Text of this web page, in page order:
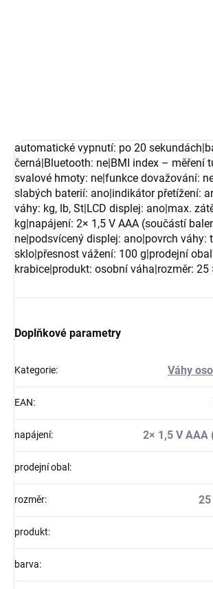
automatické vypnutí: po 20
černá|Bluetooth: ne|BMI index – měření
svalové hmoty: ne|funkce dovažování:
slabých baterií: ano|indikátor přetížení:
váhy: kg, lb, St|LCD displej: ano|max.
kg|napájení: 2× 1,5 V AAA (součástí
ne|podsvícený displej: ano|povrch váhy:
sklo|přesnost vážení: 100 g|prodejní
krabice|produkt: osobní váha|rozměr:
Doplňkové parametry
Kategorie: Váhy
EAN:
napájení: 2× 1,5 V AAA
prodejní obal :
rozměr: 25
produkt:
barva: